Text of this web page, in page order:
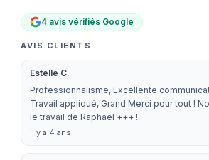
4 avis vérifiés Google
AVIS CLIENTS
Estelle C.
Professionnalisme, Excellente
Travail appliqué, Grand Merci pour tout !
le travail de Raphael +++ !
il y a 4 ans